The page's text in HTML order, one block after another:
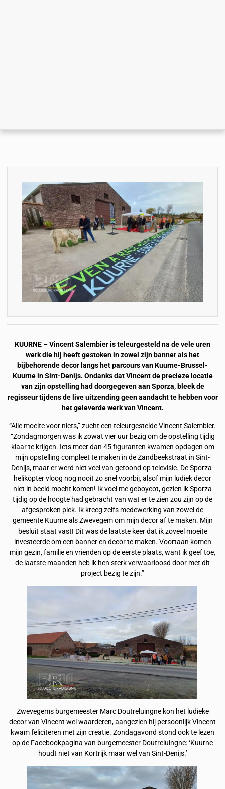
KUURNE – Vincent Salembier is teleurgesteld na de vele uren
werk die hij heeft gestoken in zowel zijn banner als het
bijbehorende decor langs het parcours van Kuurne-Brussel-
Kuurne in Sint-Denijs. Ondanks dat Vincent de precieze locatie
van zijn opstelling had doorgegeven aan Sporza, bleek de
regisseur tijdens de live uitzending geen aandacht te hebben voor
het geleverde werk van Vincent.
“Alle moeite voor niets,” zucht een teleurgestelde Vincent Salembier.
“Zondagmorgen was ik zowat vier uur bezig om de opstelling tijdig
klaar te krijgen. Iets meer dan 45 figuranten kwamen opdagen om
mijn opstelling compleet te maken in de Zandbeekstraat in Sint-
Denijs, maar er werd niet veel van getoond op televisie. De Sporza-
helikopter vloog nog nooit zo snel voorbij, alsof mijn ludiek decor
niet in beeld mocht komen! Ik voel me geboycot, gezien ik Sporza
tijdig op de hoogte had gebracht van wat er te zien zou zijn op de
afgesproken plek. Ik kreeg zelfs medewerking van zowel de
gemeente Kuurne als Zwevegem om mijn decor af te maken. Mijn
besluit staat vast! Dit was de laatste keer dat ik zoveel moeite
investeerde om een banner en decor te maken. Voortaan komen
mijn gezin, familie en vrienden op de eerste plaats, want ik geef toe,
de laatste maanden heb ik hen sterk verwaarloosd door met dit
project bezig te zijn.”
Zwevegems burgemeester Marc Doutreluingne kon het ludieke
decor van Vincent wel waarderen, aangezien hij persoonlijk Vincent
kwam feliciteren met zijn creatie. Zondagavond stond ook te lezen
op de Facebookpagina van burgemeester Doutreluingne: ‘Kuurne
houdt niet van Kortrijk maar wel van Sint-Denijs.’